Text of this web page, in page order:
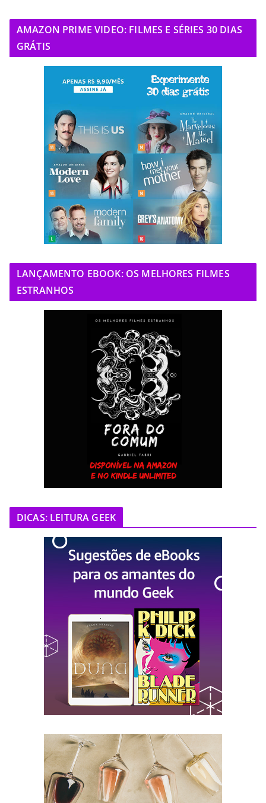
AMAZON PRIME VIDEO: FILMES E SÉRIES 30 DIAS
GRÁTIS
LANÇAMENTO EBOOK: OS MELHORES FILMES
ESTRANHOS
DICAS: LEITURA GEEK